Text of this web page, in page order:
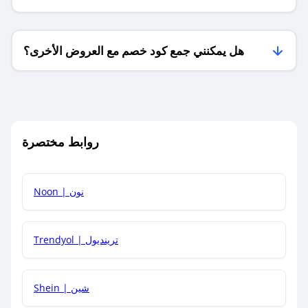
فقط؟
هل يمكنني جمع كود خصم مع العروض الأخرى؟
كم مدة صلاحية كود الخصم؟
روابط مختصرة
Noon | نون
Trendyol | ترينديول
Shein | شين